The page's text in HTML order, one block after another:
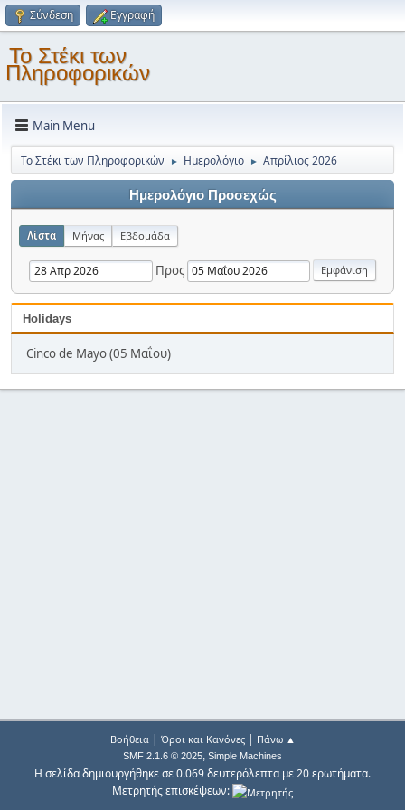
Σύνδεση Εγγραφή
Το Στέκι των
Πληροφορικών
Main Menu
Το Στέκι των Πληροφορικών ► Ημερολόγιο ► Απρίλιος 2026
Ημερολόγιο Προσεχώς
Λίστα Μήνας Εβδομάδα
Προς
Holidays
Cinco de Mayo (05 Μαΐου)
Βοήθεια| Όροι και Κανόνες| Πάνω ▲
SMF 2.1.6 © 2025, Simple Machines
Η σελίδα δημιουργήθηκε σε 0.069 δευτερόλεπτα με 20 ερωτήματα.
Μετρητής επισκέψεων: